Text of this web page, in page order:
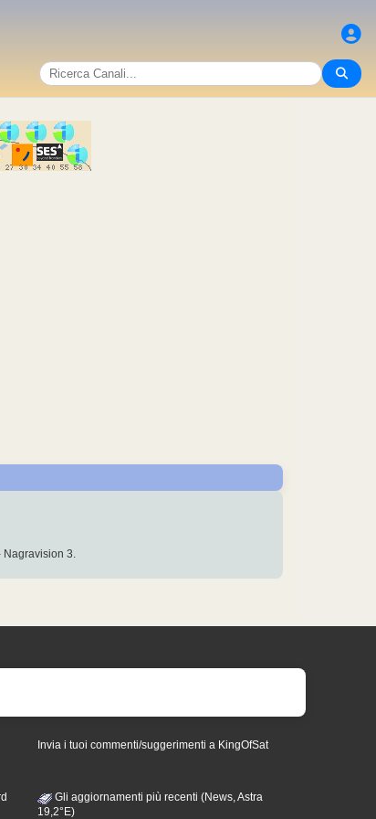
Nagravision 3.
Invia i tuoi commenti/suggerimenti a KingOfSat
Gli aggiornamenti più recenti (News, Astra
19,2°E)